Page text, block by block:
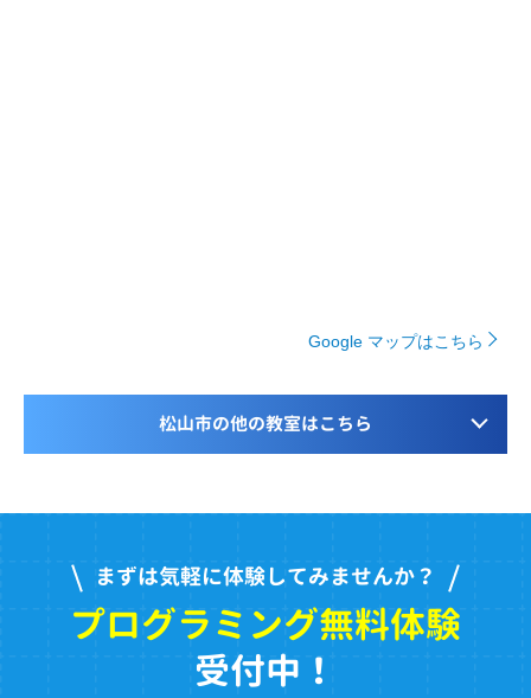
Google マップはこちら
松山市の他の教室はこちら
まずは気軽に体験してみませんか？
プログラミング無料体験
受付中！